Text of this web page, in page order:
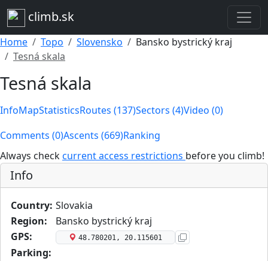
climb.sk
Home Topo Slovensko
Bansko bystrický kraj
Tesná skala
Tesná skala
InfoMapStatisticsRoutes (137)Sectors (4)Video (0)
Comments (0)Ascents (669)Ranking
Always checkcurrent access restrictions before you climb!
Info
Country: Slovakia
Region:
Bansko bystrický kraj
GPS:
48.780201, 20.115601
Parking: